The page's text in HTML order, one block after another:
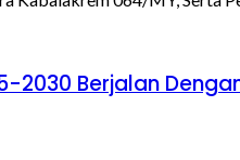
2030 Berjalan